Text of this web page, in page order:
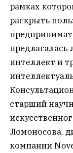
рамках
раскрыть
предлагалась
интеллект и
старший
Ломоносова,
компании